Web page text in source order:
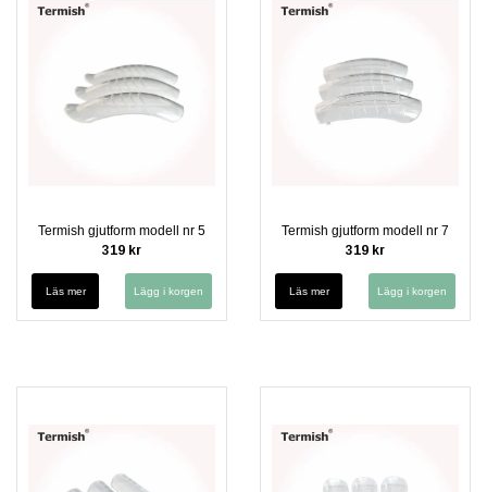
Termish gjutform modell nr 5
319 kr
Läs mer
Termish gjutform modell nr 7
319 kr
Läs mer